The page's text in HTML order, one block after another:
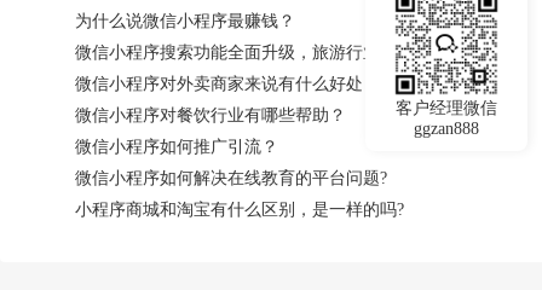
为什么说微信小程序最赚钱？
微信小程序搜索功能全面升级，旅游行业商户应如何看待？
微信小程序对外卖商家来说有什么好处？
微信小程序对餐饮行业有哪些帮助？
微信小程序如何推广引流？
微信小程序如何解决在线教育的平台问题?
小程序商城和淘宝有什么区别，是一样的吗?
客户经理微信
ggzan888